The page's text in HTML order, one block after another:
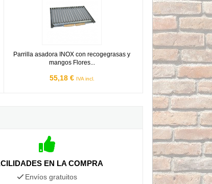
Parrilla asadora INOX con recogegrasas y
mangos Flores...
55,18 € IVA incl.
EN LA COMPRA
Envíos gratuitos